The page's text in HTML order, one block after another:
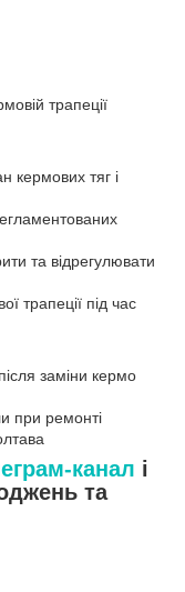
трапеції
кермових тяг і
та відрегулювати
трапеції під час
заміни кермо
при ремонті
канал і
та